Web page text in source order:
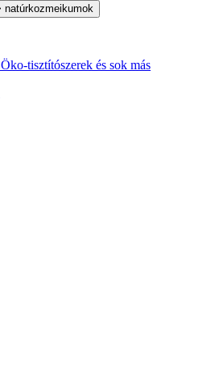
Öko-tisztítószerek és sok más